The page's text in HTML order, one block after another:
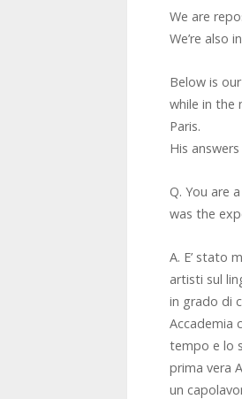
We are
We’re also
Below is
while in the
Paris.
His
Q. You are
was the
A. E’ stato
artisti sul
in grado di
Accademia
tempo e lo
prima vera
un